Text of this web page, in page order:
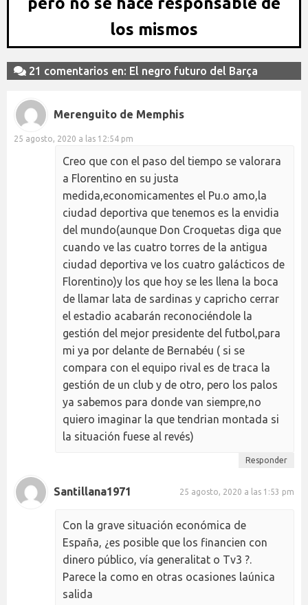
los mismos
21 comentarios en: El negro futuro del Barça
Merenguito de Memphis
25 agosto, 2020 a las 12:54 pm
Creo que con el paso del tiempo se valorara
a Florentino en su justa
medida,economicamentes el Pu.o amo,la
ciudad deportiva que tenemos es la envidia
del mundo(aunque Don Croquetas diga que
cuando ve las cuatro torres de la antigua
ciudad deportiva ve los cuatro galácticos de
Florentino)y los que hoy se les llena la boca
de llamar lata de sardinas y capricho cerrar
el estadio acabarán reconociéndole la
gestión del mejor presidente del futbol,para
mi ya por delante de Bernabéu ( si se
compara con el equipo rival es de traca la
gestión de un club y de otro, pero los palos
ya sabemos para donde van siempre,no
quiero imaginar la que tendrian montada si
la situación fuese al revés)
Responder
Santillana1971 25 agosto, 2020 a las 1:53 pm
Con la grave situación económica de
España, ¿es posible que los financien con
dinero público, vía generalitat o Tv3 ?.
Parece la como en otras ocasiones laúnica
salida